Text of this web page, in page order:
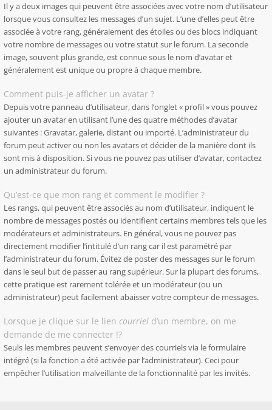
Il y a deux images qui peuvent être associées avec votre nom d’utilisateur
lorsque vous consultez les messages d’un sujet. L’une d’elles peut être
associée à votre rang, généralement des étoiles ou des blocs indiquant
votre nombre de messages ou votre statut sur le forum. La seconde
image, souvent plus grande, est connue sous le nom d’avatar et
généralement est unique ou propre à chaque membre.
Comment puis-je afficher un avatar ?
Depuis votre panneau d’utilisateur, dans l’onglet « profil » vous pouvez
ajouter un avatar en utilisant l’une des quatre méthodes d’avatar
suivantes : Gravatar, galerie, distant ou importé. L’administrateur du
forum peut activer ou non les avatars et décider de la manière dont ils
sont mis à disposition. Si vous ne pouvez pas utiliser d’avatar, contactez
un administrateur du forum.
Qu’est-ce que mon rang et comment le modifier ?
Les rangs, qui peuvent être associés au nom d’utilisateur, indiquent le
nombre de messages postés ou identifient certains membres tels que les
modérateurs et administrateurs. En général, vous ne pouvez pas
directement modifier l’intitulé d’un rang car il est paramétré par
l’administrateur du forum. Évitez de poster des messages sur le forum
dans le seul but de passer au rang supérieur. Sur la plupart des forums,
cette pratique est rarement tolérée et un modérateur (ou un
administrateur) peut facilement abaisser votre compteur de messages.
Lorsque je clique sur le lien courriel d’un membre, on me
demande de me connecter !?
Seuls les membres peuvent s’envoyer des courriels via le formulaire
intégré (si la fonction a été activée par l’administrateur). Ceci pour
empêcher l’utilisation malveillante de la fonctionnalité par les invités.